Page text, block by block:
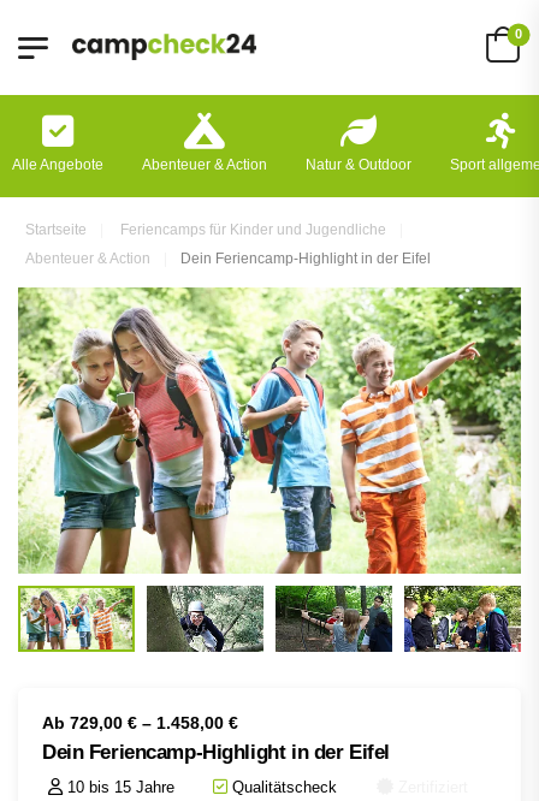
0
Alle Angebote Abenteuer & Action Natur & Outdoor Sport
Startseite
Feriencamps für Kinder und Jugendliche
Abenteuer & Action
Dein Feriencamp-Highlight in der Eifel
Ab 729,00 € – 1.458,00 €
Dein Feriencamp-Highlight in der Eifel
10 bis 15 Jahre Qualitätscheck